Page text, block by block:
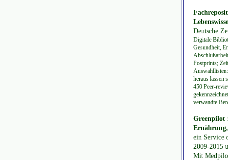
Deutsche
Digitale
Gesundheit,
Postprints;
heraus lassen
450 Peer-
verwandte
Greenpilot
ein Service
2009-2015
Mit